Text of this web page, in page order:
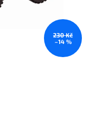
230 Kč
–14 %